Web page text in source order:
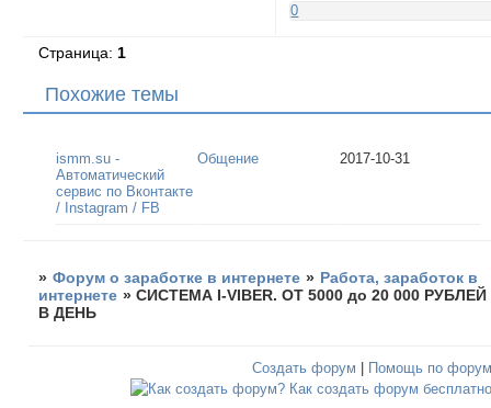
0
Страница: 1
Похожие темы
ismm.su -
Автоматический
сервис по Вконтакте
/ Instagram / FB
Общение 2017-10-31
» Форум о заработке в интернете » Работа, заработок в
интернете »СИСТЕМА I-VIBER. ОТ 5000 до 20 000 РУБЛЕЙ
В ДЕНЬ
Создать форум | Помощь по